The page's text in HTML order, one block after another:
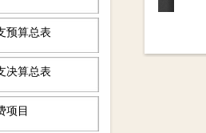
预算总表
决算总表
项目